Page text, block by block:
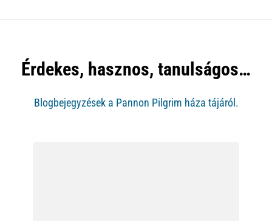
Érdekes, hasznos, tanulságos…
Blogbejegyzések a Pannon Pilgrim háza tájáról.